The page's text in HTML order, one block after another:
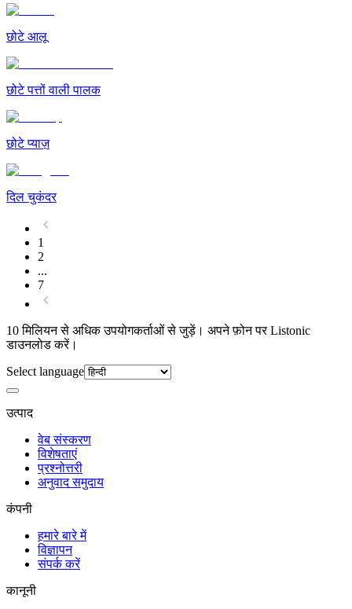
छोटे आलू
छोटे पत्तों वाली पालक
छोटे प्याज़
दिल चुकंदर
1
2
...
7
10 मिलियन से अधिक उपयोगकर्ताओं से जुड़ें। अपने फ़ोन पर Listonic
डाउनलोड करें।
Select language
उत्पाद
वेब संस्करण
विशेषताएं
प्रश्नोत्तरी
अनुवाद समुदाय
कंपनी
हमारे बारे में
विज्ञापन
संपर्क करें
कानूनी